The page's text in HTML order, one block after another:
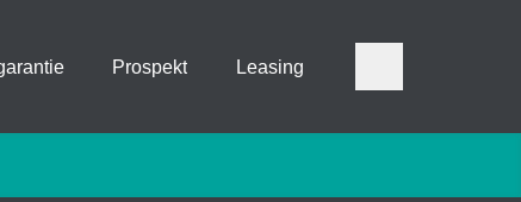
Prospekt Leasing